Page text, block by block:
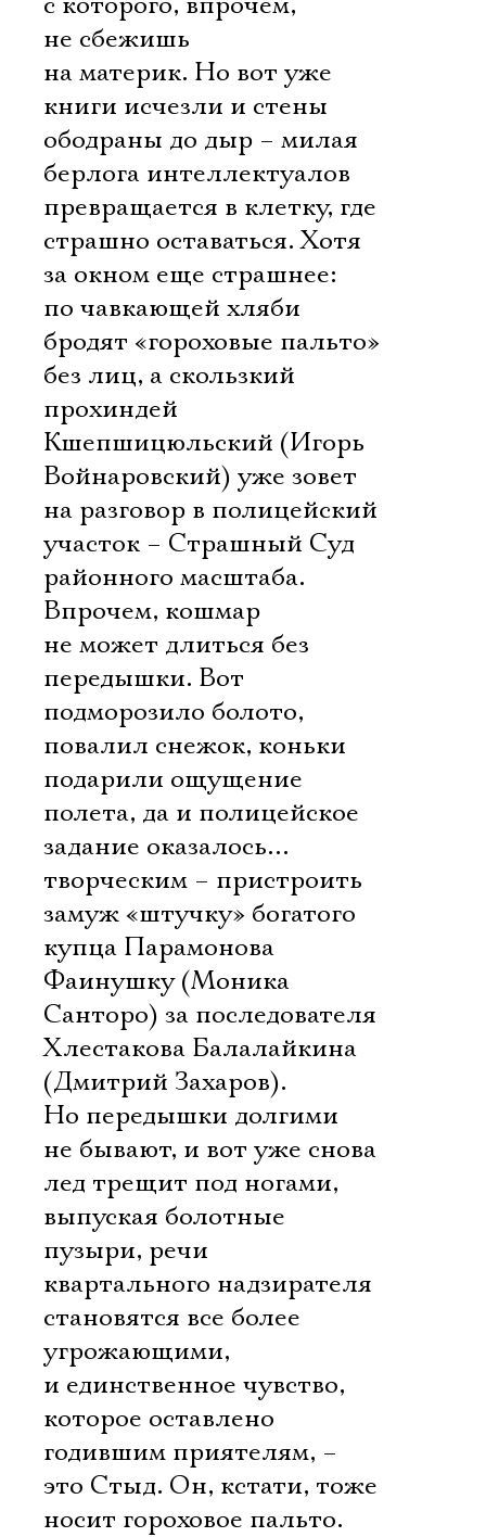
не сбежишь
на материк. Но вот уже
книги исчезли и стены
ободраны до дыр – милая
берлога интеллектуалов
превращается в клетку, где
страшно оставаться. Хотя
за окном еще страшнее:
по чавкающей хляби
бродят «гороховые пальто»
без лиц, а скользкий
прохиндей
Кшепшицюльский (Игорь
Войнаровский) уже зовет
на разговор в полицейский
участок – Страшный Суд
районного масштаба.
Впрочем, кошмар
не может длиться без
передышки. Вот
подморозило болото,
повалил снежок, коньки
подарили ощущение
полета, да и полицейское
задание оказалось…
творческим – пристроить
замуж «штучку» богатого
купца Парамонова
Фаинушку (Моника
Санторо) за последователя
Хлестакова Балалайкина
(Дмитрий Захаров).
Но передышки долгими
не бывают, и вот уже снова
лед трещит под ногами,
выпуская болотные
пузыри, речи
квартального надзирателя
становятся все более
угрожающими,
и единственное чувство,
которое оставлено
годившим приятелям, –
это Стыд. Он, кстати, тоже
носит гороховое пальто.
Электропочта
Имя